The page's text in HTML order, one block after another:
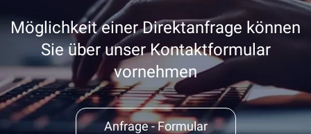
Möglichkeit einer Direktanfrage können
Sie über unser Kontaktformular
vornehmen
Anfrage - Formular